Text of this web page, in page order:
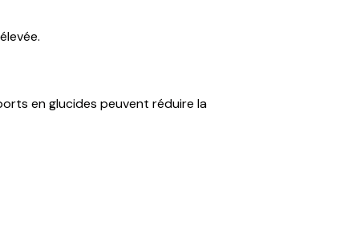
en glucides peuvent réduire la